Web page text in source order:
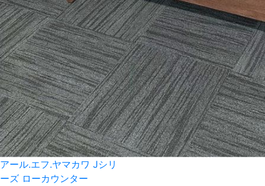
アール.エフ.ヤマカワ Jシリ
ーズ ローカウンター